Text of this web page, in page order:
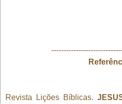
Revista Lições Bíblicas.